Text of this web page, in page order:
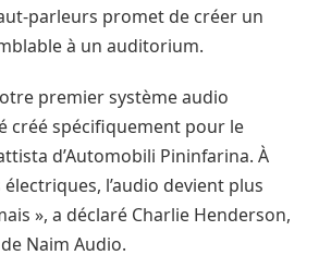
parleurs promet de créer un
à un auditorium.
premier système audio
créé spécifiquement pour le
d’Automobili Pininfarina. À
électriques, l’audio devient plus
», a déclaré Charlie Henderson,
Naim Audio.